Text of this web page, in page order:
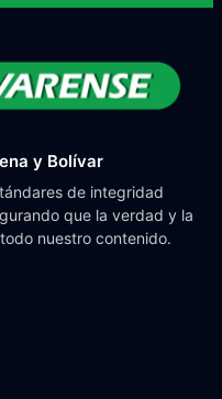
y Bolívar
de integridad
que la verdad y la
nuestro contenido.